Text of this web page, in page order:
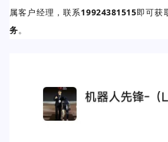
属客户经理，联系19924381515即可获
务。